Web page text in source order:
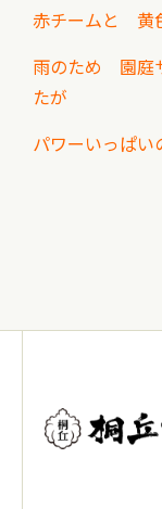
赤チームと 黄
雨のため 園庭
たが
パワーいっぱ